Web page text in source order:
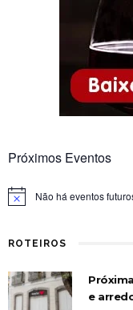
Próximos Eventos
Notice Não há eventos
ROTEIROS
e